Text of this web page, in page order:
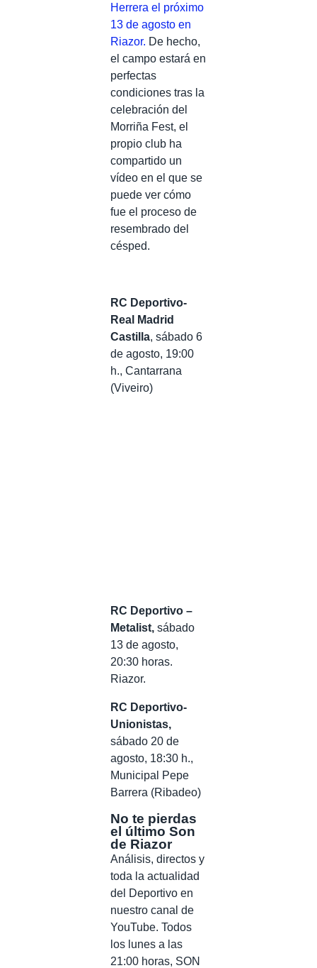
Herrera el próximo
13 de agosto en
Riazor. De hecho,
el campo estará en
perfectas
condiciones tras la
celebración del
Morriña Fest, el
propio club ha
compartido un
vídeo en el que se
puede ver cómo
fue el proceso de
resembrado del
césped.
RC Deportivo-
Real Madrid
Castilla, sábado 6
de agosto, 19:00
h., Cantarrana
(Viveiro)
RC Deportivo –
Metalist, sábado
13 de agosto,
20:30 horas.
Riazor.
RC Deportivo-
Unionistas,
sábado 20 de
agosto, 18:30 h.,
Municipal Pepe
Barrera (Ribadeo)
No te pierdas
el último Son
de Riazor
Análisis, directos y
toda la actualidad
del Deportivo en
nuestro canal de
YouTube. Todos
los lunes a las
21:00 horas, SON